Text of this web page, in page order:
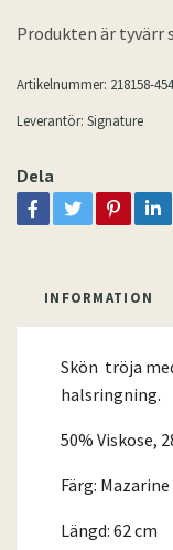
Produkten är tyvärr
Artikelnummer: 218158-
Leverantör: Signature
Dela
INFORMATION
Skön tröja
halsringning.
50% Viskose,
Färg:
Längd: 62 cm